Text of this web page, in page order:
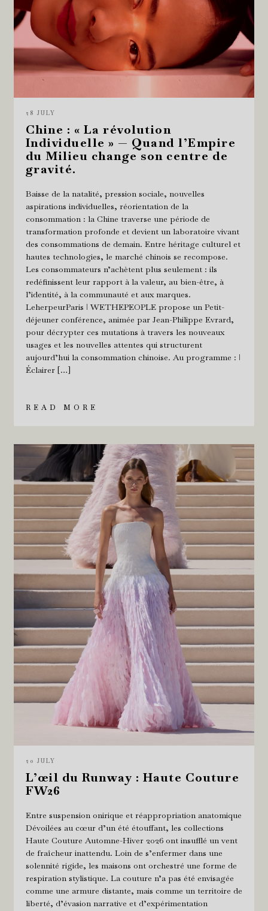
28 JULY
Chine : « La révolution
Individuelle » — Quand l’Empire
du Milieu change son centre de
gravité.
Baisse de la natalité, pression sociale, nouvelles
aspirations individuelles, réorientation de la
consommation : la Chine traverse une période de
transformation profonde et devient un laboratoire vivant
des consommations de demain. Entre héritage culturel et
hautes technologies, le marché chinois se recompose.
Les consommateurs n’achètent plus seulement : ils
redéfinissent leur rapport à la valeur, au bien-être, à
l’identité, à la communauté et aux marques.
LeherpeurParis ǀ WETHEPEOPLE propose un Petit-
déjeuner conférence, animée par Jean-Philippe Evrard,
pour décrypter ces mutations à travers les nouveaux
usages et les nouvelles attentes qui structurent
aujourd’hui la consommation chinoise. Au programme : ǀ
Éclairer […]
READ MORE
20 JULY
L’œil du Runway : Haute Couture
FW26
Entre suspension onirique et réappropriation anatomique
Dévoilées au cœur d’un été étouffant, les collections
Haute Couture Automne-Hiver 2026 ont insufflé un vent
de fraîcheur inattendu. Loin de s’enfermer dans une
solennité rigide, les maisons ont orchestré une forme de
respiration stylistique. La couture n’a pas été envisagée
comme une armure distante, mais comme un territoire de
liberté, d’évasion narrative et d’expérimentation